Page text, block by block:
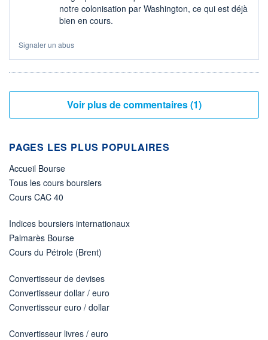
notre colonisation par Washington, ce qui est déjà
bien en cours.
Signaler un abus
Voir plus de commentaires (1)
PAGES LES PLUS POPULAIRES
Accueil Bourse
Tous les cours boursiers
Cours CAC 40
Indices boursiers internationaux
Palmarès Bourse
Cours du Pétrole (Brent)
Convertisseur de devises
Convertisseur dollar / euro
Convertisseur euro / dollar
Convertisseur livres / euro